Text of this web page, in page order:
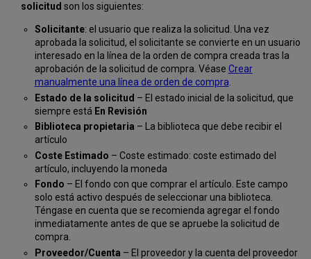
solicitud son los siguientes:
Solicitante: el usuario que realiza la solicitud. Una vez
aprobada la solicitud, el solicitante se convierte en un usuario
interesado en la línea de la orden de compra creada tras la
aprobación de la solicitud de compra. Véase Crear
manualmente una línea de orden de compra.
Estado de la solicitud – El estado inicial de la solicitud, que
siempre está En Revisión
Biblioteca propietaria – La biblioteca que debe recibir el
artículo
Coste Estimado – Coste estimado: coste estimado del
artículo, incluyendo la moneda
Fondo – El fondo con que comprar el artículo. Este campo
solo está activo después de seleccionar una biblioteca.
Téngase en cuenta que se recomienda agregar el fondo
inmediatamente antes de que se apruebe la solicitud de
compra.
Proveedor/Cuenta – El proveedor y la cuenta del proveedor